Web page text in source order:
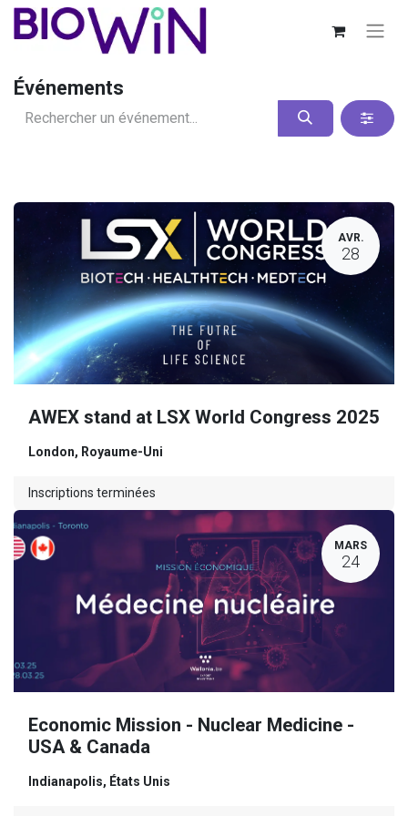
Événements
AVR.
28
AWEX stand at LSX World Congress 2025
London, Royaume-Uni
Inscriptions terminées
MARS
24
Economic Mission - Nuclear Medicine -
USA & Canada
Indianapolis, États Unis